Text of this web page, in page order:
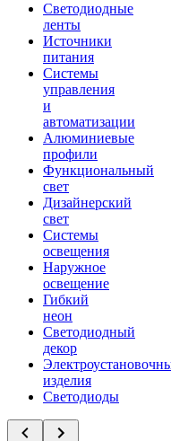
Светодиодные
ленты
Источники
питания
Системы
управления
и
автоматизации
Алюминиевые
профили
Функциональный
свет
Дизайнерский
свет
Системы
освещения
Наружное
освещение
Гибкий
неон
Светодиодный
декор
изделия
Светодиоды